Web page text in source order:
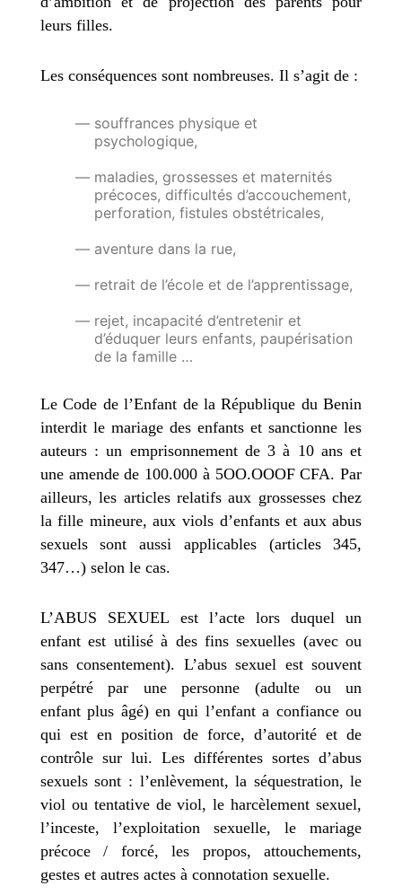
leurs filles.
Les conséquences sont nombreuses. Il s’agit de :
souffrances physique et
psychologique,
maladies, grossesses et maternités
précoces, difficultés d’accouchement,
perforation, fistules obstétricales,
aventure dans la rue,
retrait de l’école et de l’apprentissage,
rejet, incapacité d’entretenir et
d’éduquer leurs enfants, paupérisation
de la famille …
Le Code de l’Enfant de la République du Benin
interdit le mariage des enfants et sanctionne les
auteurs : un emprisonnement de 3 à 10 ans et
une amende de 100.000 à 5OO.OOOF CFA. Par
ailleurs, les articles relatifs aux grossesses chez
la fille mineure, aux viols d’enfants et aux abus
sexuels sont aussi applicables (articles 345,
347…) selon le cas.
L’ABUS SEXUEL est l’acte lors duquel un
enfant est utilisé à des fins sexuelles (avec ou
sans consentement). L’abus sexuel est souvent
perpétré par une personne (adulte ou un
enfant plus âgé) en qui l’enfant a confiance ou
qui est en position de force, d’autorité et de
contrôle sur lui. Les différentes sortes d’abus
sexuels sont : l’enlèvement, la séquestration, le
viol ou tentative de viol, le harcèlement sexuel,
l’inceste, l’exploitation sexuelle, le mariage
précoce / forcé, les propos, attouchements,
gestes et autres actes à connotation sexuelle.